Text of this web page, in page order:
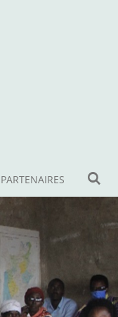
PARTENAIRES